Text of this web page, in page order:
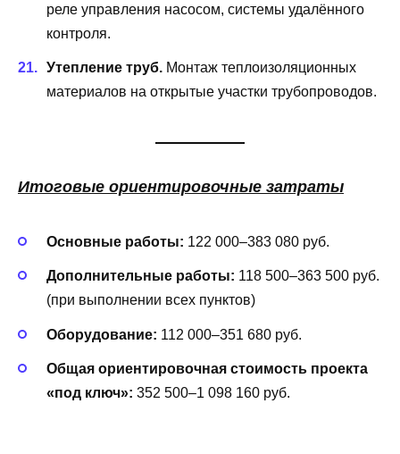
реле управления насосом, системы удалённого
контроля.
Утепление труб. Монтаж теплоизоляционных
материалов на открытые участки трубопроводов.
Итоговые ориентировочные затраты
Основные работы: 122 000–383 080 руб.
Дополнительные работы: 118 500–363 500 руб.
(при выполнении всех пунктов)
Оборудование: 112 000–351 680 руб.
Общая ориентировочная стоимость проекта
«под ключ»: 352 500–1 098 160 руб.